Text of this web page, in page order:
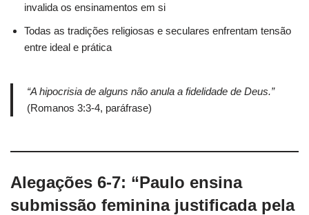
invalida os ensinamentos em si
Todas as tradições religiosas e seculares enfrentam tensão
entre ideal e prática
“A hipocrisia de alguns não anula a fidelidade de Deus.”
(Romanos 3:3-4, paráfrase)
Alegações 6-7: “Paulo ensina
submissão feminina justificada pela